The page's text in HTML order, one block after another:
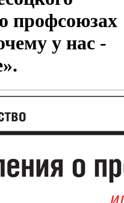
профсоюзах
у нас -